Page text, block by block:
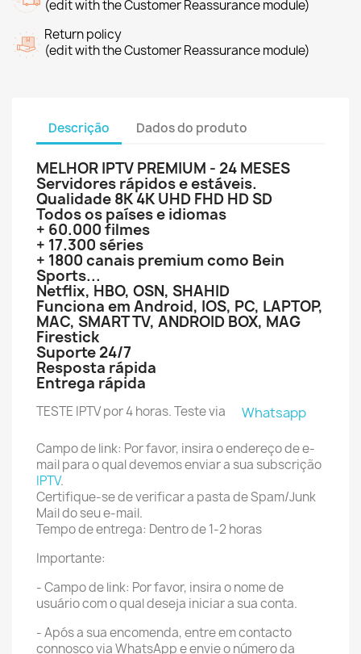
(edit with the Customer Reassurance module)
Return policy
(edit with the Customer Reassurance module)
Descrição Dados do produto
MELHOR IPTV PREMIUM - 24 MESES
Servidores rápidos e estáveis.
Qualidade 8K 4K UHD FHD HD SD
Todos os países e idiomas
+ 60.000 filmes
+ 17.300 séries
+ 1800 canais premium como Bein
Sports...
Netflix, HBO, OSN, SHAHID
Funciona em Android, IOS, PC, LAPTOP,
MAC, SMART TV, ANDROID BOX, MAG
Firestick
Suporte 24/7
Resposta rápida
Entrega rápida
TESTE IPTV por 4 horas. Teste via Whatsapp
Campo de link: Por favor, insira o endereço de e-
mail para o qual devemos enviar a sua subscrição
IPTV.
Certifique-se de verificar a pasta de Spam/Junk
Mail do seu e-mail.
Tempo de entrega: Dentro de 1-2 horas
Importante:
- Campo de link: Por favor, insira o nome de
usuário com o qual deseja iniciar a sua conta.
- Após a sua encomenda, entre em contacto
connosco via WhatsApp e envie o número da